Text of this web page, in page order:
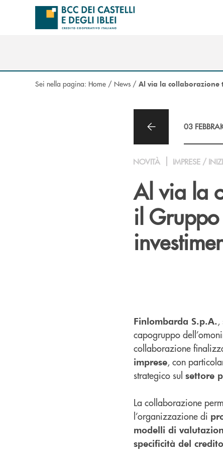
Salta al contenuto principale
Sei nella pagina: Home / News / Al via la collaborazione
03
NOVITÀ IMPRESE /
Al via la
il Gruppo
Finlombarda S.p.A.,
capogruppo
collaborazione
imprese, con
strategico sul settore
La collaborazione
l’organizzazione di
modelli di
specificità del